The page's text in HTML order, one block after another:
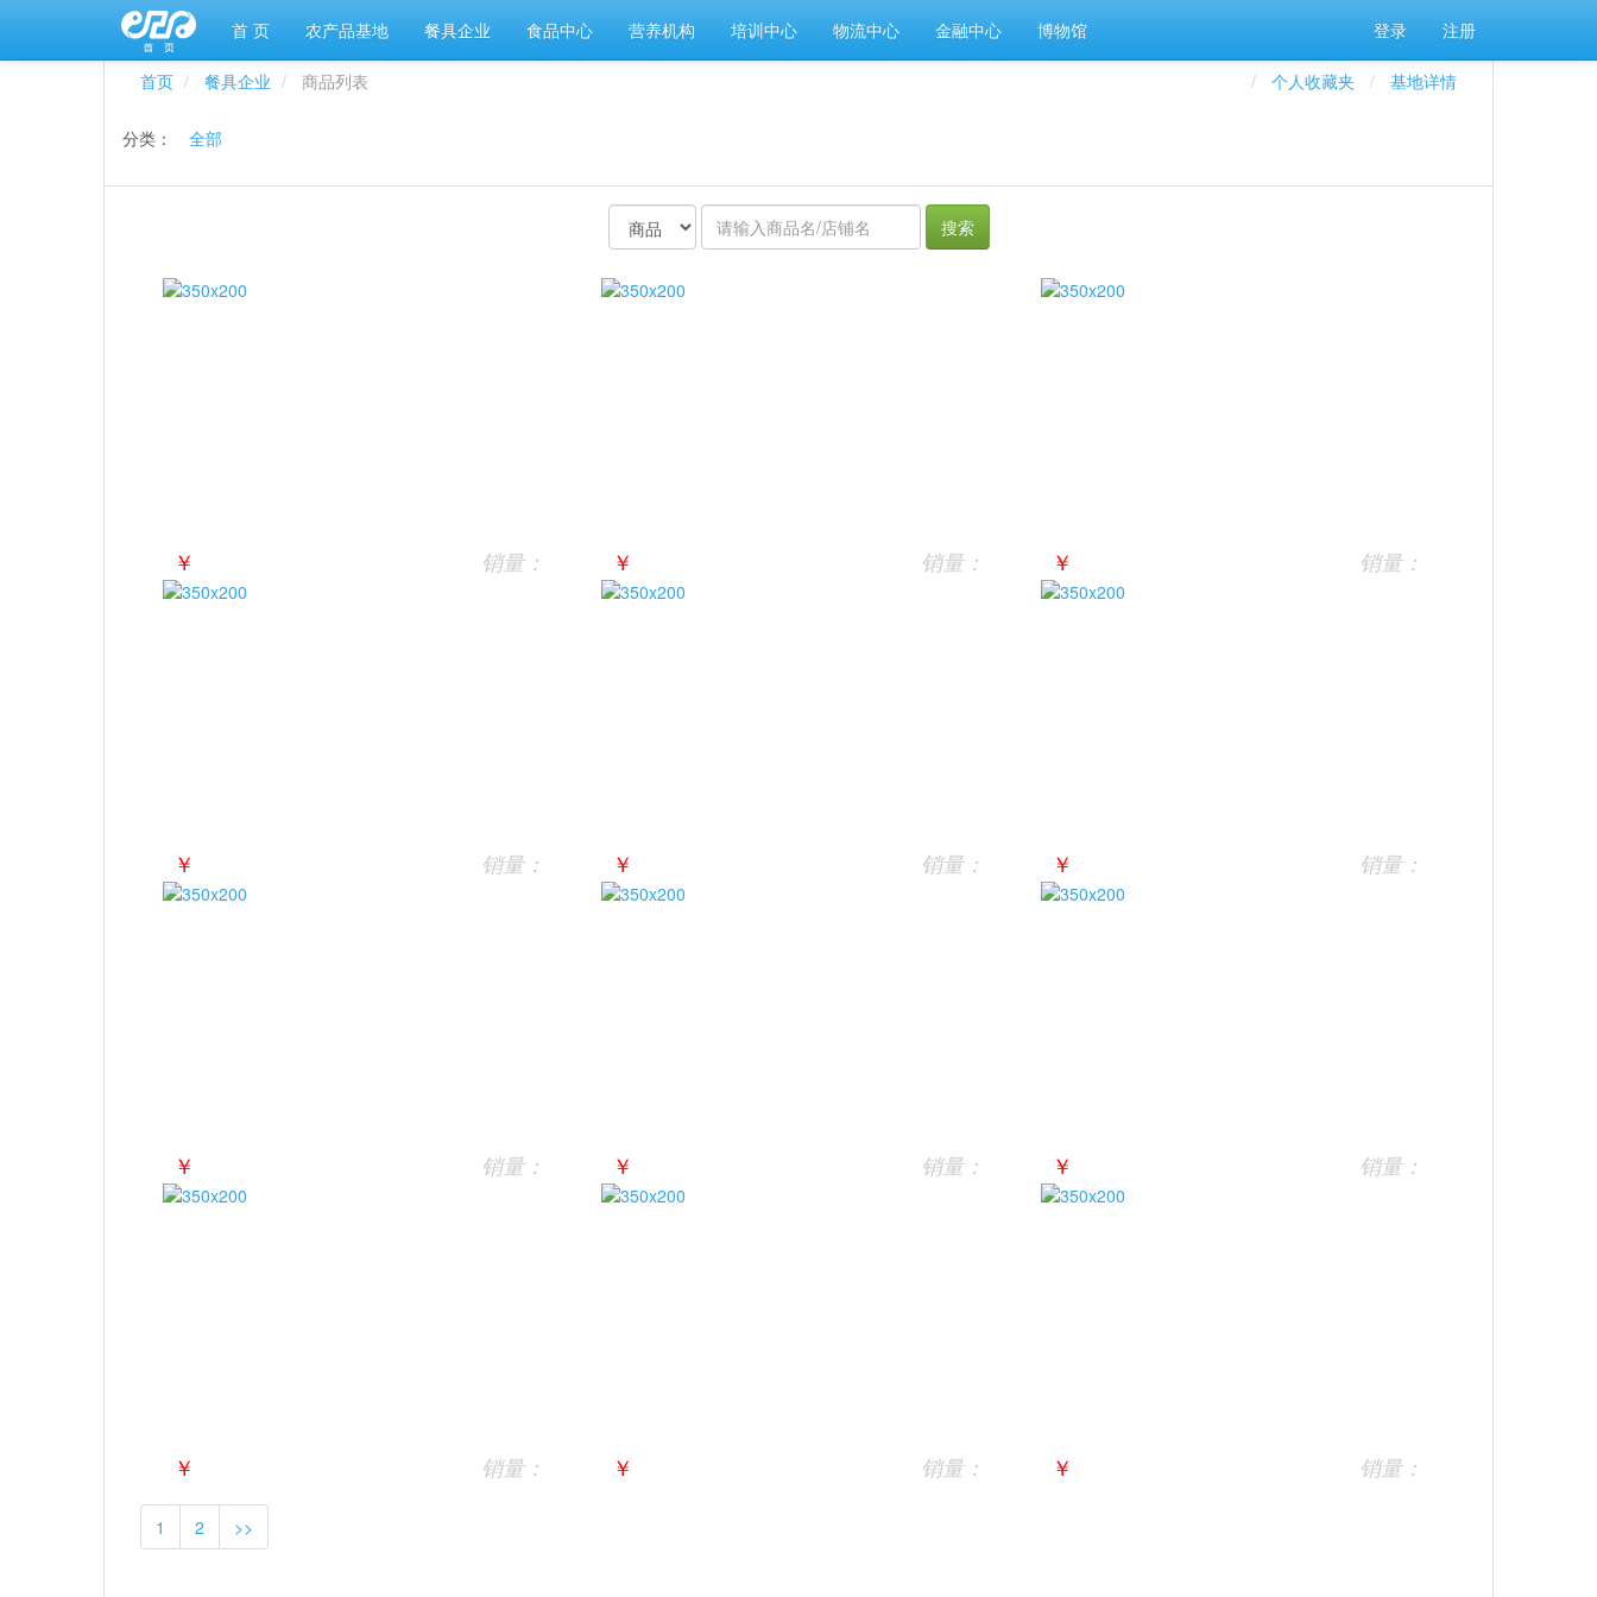
首 页 农产品基地 餐具企业 食品中心 营养机构 培训中心 物流中心 金融中心 博物馆 登录 注册
首页 餐具企业 商品列表 基地详情
个人收藏夹
分类： 全部
搜索
￥ 销量： ￥ 销量： ￥ 销量：
￥ 销量： ￥ 销量： ￥ 销量：
￥ 销量： ￥ 销量： ￥ 销量：
￥ 销量： ￥ 销量： ￥ 销量：
1 2 >>